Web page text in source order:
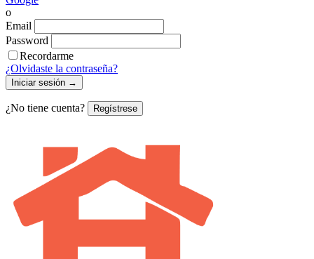
o
Email
Password
Recordarme
¿Olvidaste la contraseña?
Iniciar sesión →
¿No tiene cuenta? Regístrese